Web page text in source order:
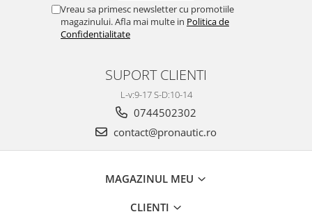
Vreau sa primesc newsletter cu promotiile
magazinului. Afla mai multe in Politica de
Confidentialitate
SUPORT CLIENTI
L-v:9-17 S-D:10-14
0744502302
contact@pronautic.ro
MAGAZINUL MEU
CLIENTI